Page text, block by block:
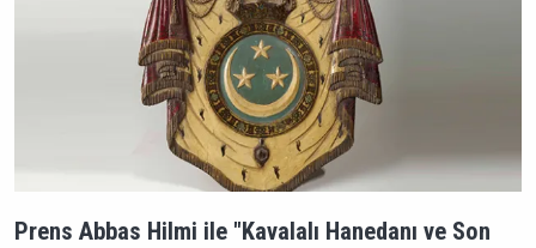
Prens Abbas Hilmi ile "Kavalalı Hanedanı ve Son